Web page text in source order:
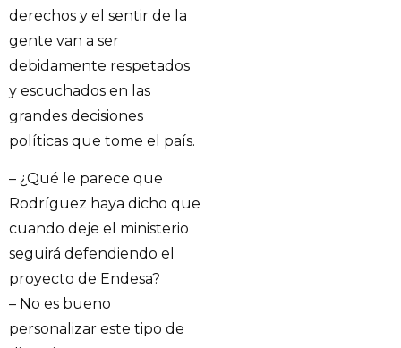
derechos y el sentir de la
gente van a ser
debidamente respetados
y escuchados en las
grandes decisiones
políticas que tome el país.
– ¿Qué le parece que
Rodríguez haya dicho que
cuando deje el ministerio
seguirá defendiendo el
proyecto de Endesa?
– No es bueno
personalizar este tipo de